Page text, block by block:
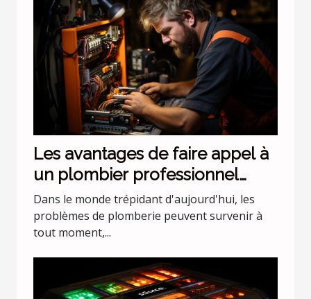
Les avantages de faire appel à
un plombier professionnel
pour les urgences nocturnes
Dans le monde trépidant d'aujourd'hui, les
problèmes de plomberie peuvent survenir à
tout moment,...